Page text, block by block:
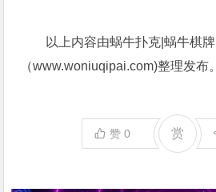
以上内容由蜗牛扑克|蜗牛棋牌
（www.woniuqipai.com)整理发布。
赞0 赏